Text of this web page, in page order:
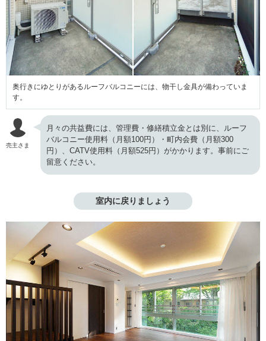
奥行きにゆとりがあるルーフバルコニーには、物干し金具が備わっていま
す。
売主さま
月々の共益費には、管理費・修繕積立金とは別に、ルーフ
バルコニー使用料（月額100円）・町内会費（月額300
円）、CATV使用料（月額525円）がかかります。事前にご
留意ください。
室内に戻りましょう